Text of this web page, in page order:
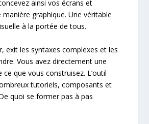
ainsi vos écrans et
graphique. Une véritable
à la portée de tous.
exit les syntaxes complexes et les
Vous avez directement une
que vous construisez. L’outil
tutoriels, composants et
quoi se former pas à pas